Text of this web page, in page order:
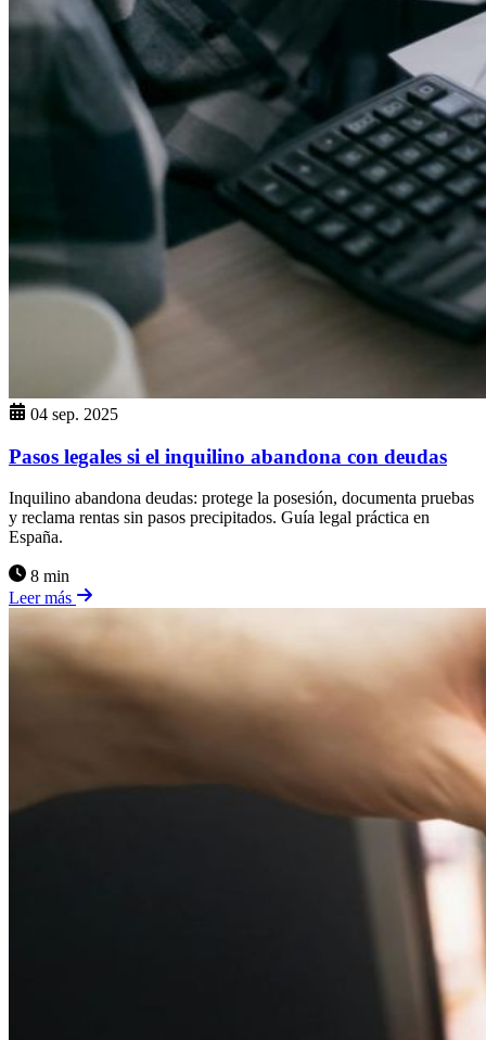
04 sep. 2025
Pasos legales si el inquilino abandona con deudas
Inquilino abandona deudas: protege la posesión, documenta pruebas
y reclama rentas sin pasos precipitados. Guía legal práctica en
España.
8 min
Leer más